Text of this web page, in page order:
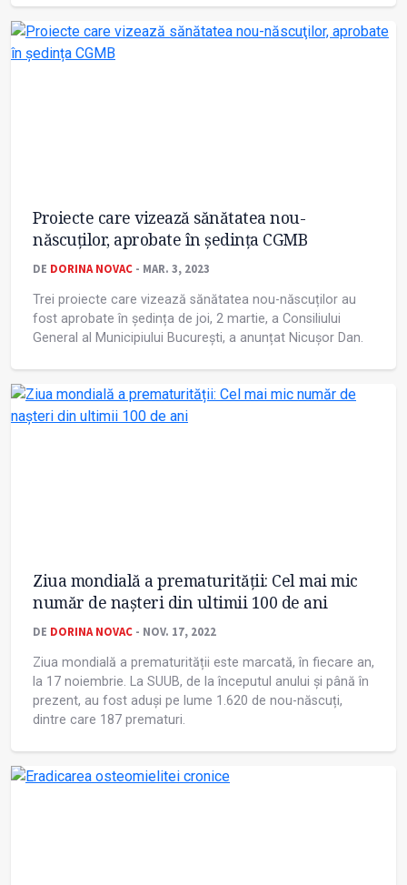
Proiecte care vizează sănătatea nou-
născuţilor, aprobate în ședința CGMB
DE DORINA NOVAC - MAR. 3, 2023
Trei proiecte care vizează sănătatea nou-născuților au
fost aprobate în ședința de joi, 2 martie, a Consiliului
General al Municipiului București, a anunțat Nicuşor Dan.
Ziua mondială a prematurității: Cel mai mic
număr de nașteri din ultimii 100 de ani
DE DORINA NOVAC - NOV. 17, 2022
Ziua mondială a prematurității este marcată, în fiecare an,
la 17 noiembrie. La SUUB, de la începutul anului și până în
prezent, au fost aduși pe lume 1.620 de nou-născuți,
dintre care 187 prematuri.